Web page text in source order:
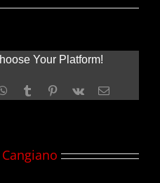
Your Platform!
WhatsApp
TumblrPinterest
Vk Email